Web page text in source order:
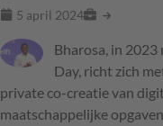
5 april 2024
Bharosa, in 2023
Day, richt zich
private co-creatie van
maatschappelijke